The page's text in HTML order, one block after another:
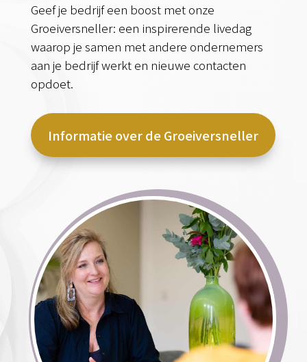
Geef je bedrijf een boost met onze
Groeiversneller: een inspirerende livedag
waarop je samen met andere ondernemers
aan je bedrijf werkt en nieuwe contacten
opdoet.
Informatie over de Groeiversneller